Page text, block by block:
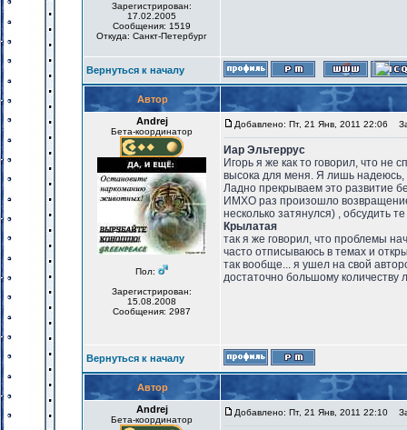
Зарегистрирован:
17.02.2005
Сообщения: 1519
Откуда: Санкт-Петербург
Вернуться к началу
Автор
Andrej
Бета-координатор
Пол:
Зарегистрирован:
15.08.2008
Сообщения: 2987
Добавлено: Пт, 21 Янв, 2011 22:06
Иар Эльтеррус
Игорь я же как то говорил, что не
высока для меня. Я лишь надеюсь,
Ладно прекрываем это развитие
ИМХО раз произошло
несколько затянулся) , обсудить
Крылатая
так я же говорил, что проблемы
часто отписываюсь в темах и
так вообще... я ушел на свой
достаточно большому количеству
Вернуться к началу
Автор
Andrej
Бета-координатор
Добавлено: Пт, 21 Янв, 2011 22:10